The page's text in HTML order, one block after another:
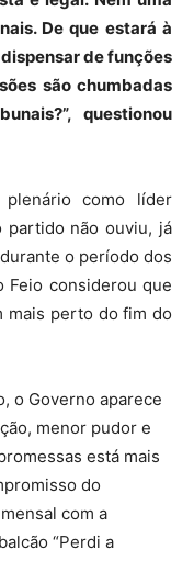
De que estará à
de funções
são chumbadas
questionou
como líder
partido não ouviu, já
o período dos
Feio considerou que
mais perto do fim do
o Governo aparece
menor pudor e
está mais
do
com a
“Perdi a